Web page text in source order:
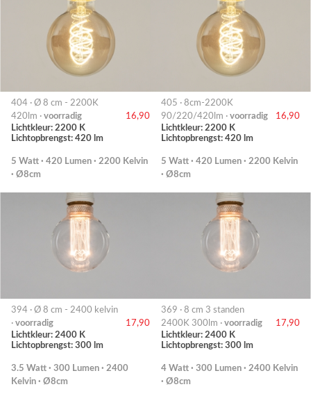
404 · Ø 8 cm - 2200K
420lm · voorradig
16,90
Lichtkleur: 2200 K
Lichtopbrengst: 420 lm
5 Watt · 420 Lumen · 2200 Kelvin
· Ø8cm
405 · 8cm-2200K
90/220/420lm · voorradig
16,90
Lichtkleur: 2200 K
Lichtopbrengst: 420 lm
5 Watt · 420 Lumen · 2200 Kelvin
· Ø8cm
394 · Ø 8 cm - 2400 kelvin
· voorradig
17,90
Lichtkleur: 2400 K
Lichtopbrengst: 300 lm
3.5 Watt · 300 Lumen · 2400
Kelvin · Ø8cm
369 · 8 cm 3 standen
2400K 300lm · voorradig
17,90
Lichtkleur: 2400 K
Lichtopbrengst: 300 lm
4 Watt · 300 Lumen · 2400 Kelvin
· Ø8cm